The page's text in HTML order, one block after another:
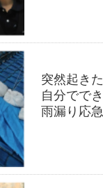
突然起き
自分でで
雨漏り応